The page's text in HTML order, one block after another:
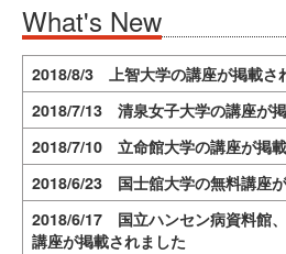
What's New
2018/8/3 上智大学の講座が掲載さ
2018/7/13 清泉女子大学の講座が
2018/7/10 立命館大学の講座が掲
2018/6/23 国士舘大学の無料講座
2018/6/17 国立ハンセン病資料館
講座が掲載されました